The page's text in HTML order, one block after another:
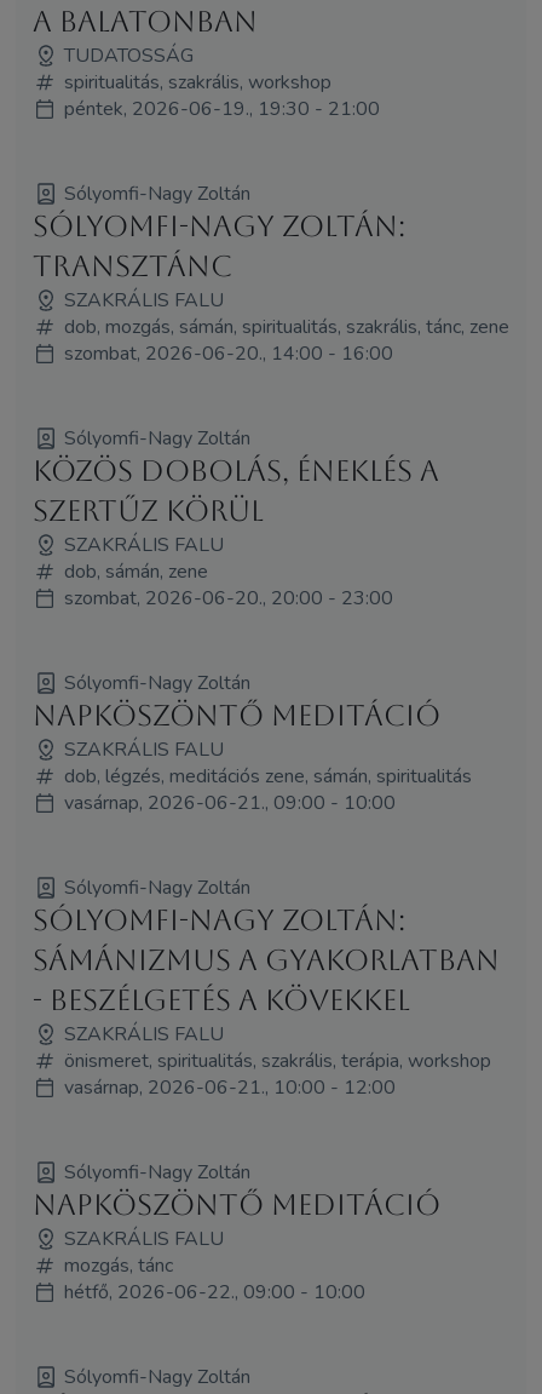
a Balatonban
TUDATOSSÁG
spiritualitás, szakrális, workshop
péntek, 2026-06-19., 19:30 - 21:00
Sólyomfi-Nagy Zoltán
Sólyomfi-Nagy Zoltán:
Transztánc
SZAKRÁLIS FALU
dob, mozgás, sámán, spiritualitás, szakrális, tánc, zene
szombat, 2026-06-20., 14:00 - 16:00
Sólyomfi-Nagy Zoltán
Közös dobolás, éneklés a
Szertűz körül
SZAKRÁLIS FALU
dob, sámán, zene
szombat, 2026-06-20., 20:00 - 23:00
Sólyomfi-Nagy Zoltán
Napköszöntő meditáció
SZAKRÁLIS FALU
dob, légzés, meditációs zene, sámán, spiritualitás
vasárnap, 2026-06-21., 09:00 - 10:00
Sólyomfi-Nagy Zoltán
Sólyomfi-Nagy Zoltán:
sámánizmus a gyakorlatban
- beszélgetés a kövekkel
SZAKRÁLIS FALU
önismeret, spiritualitás, szakrális, terápia, workshop
vasárnap, 2026-06-21., 10:00 - 12:00
Sólyomfi-Nagy Zoltán
Napköszöntő meditáció
SZAKRÁLIS FALU
mozgás, tánc
hétfő, 2026-06-22., 09:00 - 10:00
Sólyomfi-Nagy Zoltán